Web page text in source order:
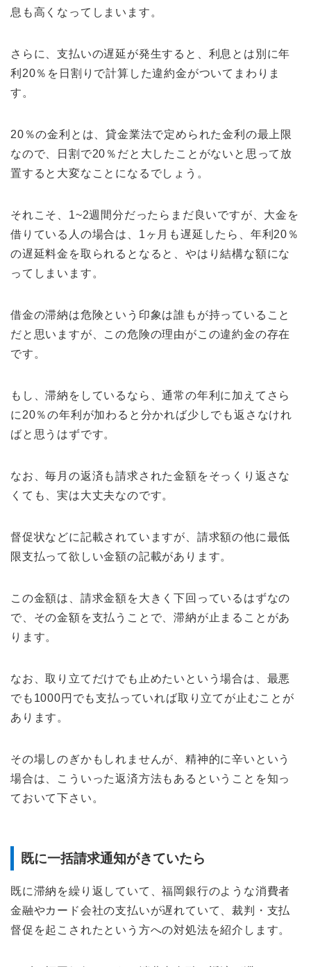
息も高くなってしまいます。
さらに、支払いの遅延が発生すると、利息とは別に年
利20％を日割りで計算した違約金がついてまわりま
す。
20％の金利とは、貸金業法で定められた金利の最上限
なので、日割で20％だと大したことがないと思って放
置すると大変なことになるでしょう。
それこそ、1~2週間分だったらまだ良いですが、大金を
借りている人の場合は、1ヶ月も遅延したら、年利20％
の遅延料金を取られるとなると、やはり結構な額にな
ってしまいます。
借金の滞納は危険という印象は誰もが持っていること
だと思いますが、この危険の理由がこの違約金の存在
です。
もし、滞納をしているなら、通常の年利に加えてさら
に20％の年利が加わると分かれば少しでも返さなけれ
ばと思うはずです。
なお、毎月の返済も請求された金額をそっくり返さな
くても、実は大丈夫なのです。
督促状などに記載されていますが、請求額の他に最低
限支払って欲しい金額の記載があります。
この金額は、請求金額を大きく下回っているはずなの
で、その金額を支払うことで、滞納が止まることがあ
ります。
なお、取り立てだけでも止めたいという場合は、最悪
でも1000円でも支払っていれば取り立てが止むことが
あります。
その場しのぎかもしれませんが、精神的に辛いという
場合は、こういった返済方法もあるということを知っ
ておいて下さい。
既に一括請求通知がきていたら
既に滞納を繰り返していて、福岡銀行のような消費者
金融やカード会社の支払いが遅れていて、裁判・支払
督促を起こされたという方への対処法を紹介します。